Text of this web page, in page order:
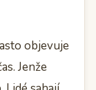
objevuje
Jenže